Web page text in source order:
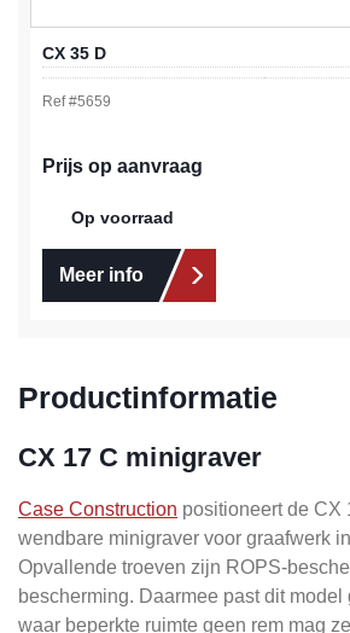
CX 35 D
Ref #5659
Prijs op aanvraag
Op voorraad
Meer info
Productinformatie
CX 17 C minigraver
Case Construction positioneert de CX
wendbare minigraver voor graafwerk
Opvallende troeven zijn ROPS-
bescherming. Daarmee past dit model
waar beperkte ruimte geen rem mag